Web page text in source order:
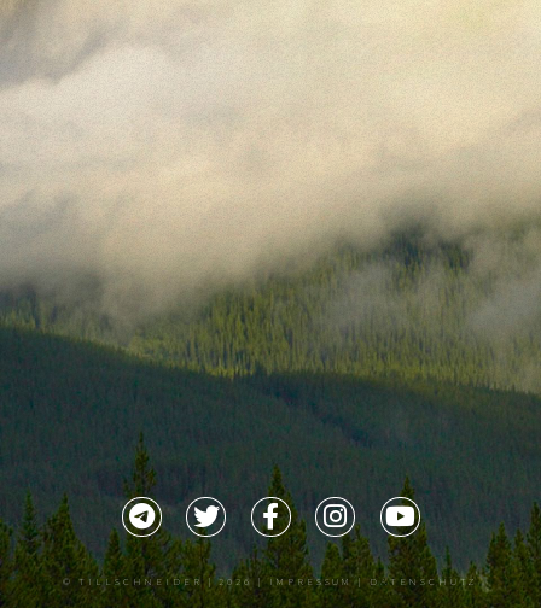
©TILLSCHNEIDER | 2026 |IMPRESSUM |DATENSCHUTZ